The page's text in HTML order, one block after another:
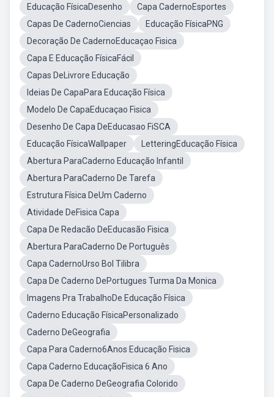
Educação FísicaDesenho
Capa CadernoEsportes
Capas De CadernoCiencias
Educação FísicaPNG
Decoração De CadernoEducaçao Fisica
Capa E Educação FísicaFácil
Capas DeLivrore Educação
Ideias De CapaPara Educação Física
Modelo De CapaEducaçao Fisica
Desenho De Capa DeEducasao FiSCA
Educação FísicaWallpaper
LetteringEducação Física
Abertura ParaCaderno Educação Infantil
Abertura ParaCaderno De Tarefa
Estrutura Física DeUm Caderno
Atividade DeFisica Capa
Capa De Redacão DeEducasão Fisica
Abertura ParaCaderno De Português
Capa CadernoUrso Bol Tilibra
Capa De Caderno DePortugues Turma Da Monica
Imagens Pra TrabalhoDe Educação Física
Caderno Educação FísicaPersonalizado
Caderno DeGeografia
Capa Para Caderno6Anos Educação Fisica
Capa Caderno EducaçãoFisica 6 Ano
Capa De Caderno DeGeografia Colorido